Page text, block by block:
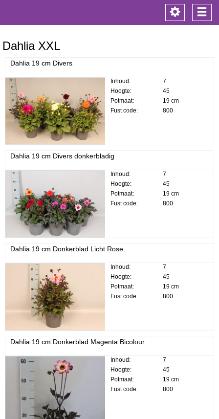
Toggle
navigation
Dahlia XXL
Dahlia 19 cm Divers
Inhoud:
7
Hoogte:
45
Potmaat:
19 cm
Fust code:
800
Dahlia 19 cm Divers donkerbladig
Inhoud:
7
Hoogte:
45
Potmaat:
19 cm
Fust code:
800
Dahlia 19 cm Donkerblad Licht Rose
Inhoud:
7
Hoogte:
45
Potmaat:
19 cm
Fust code:
800
Dahlia 19 cm Donkerblad Magenta Bicolour
Inhoud:
7
Hoogte:
45
Potmaat:
19 cm
Fust code:
800